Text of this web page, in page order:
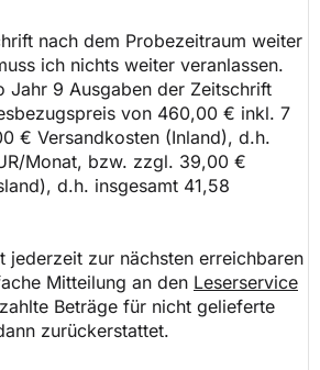
nach dem Probezeitraum weiter
ich nichts weiter veranlassen.
Jahr 9 Ausgaben der Zeitschrift
von 460,00 € inkl. 7
€ Versandkosten (Inland), d.h.
Monat, bzw. zzgl. 39,00 €
d.h. insgesamt 41,58
jederzeit zur nächsten erreichbaren
Mitteilung an den Leserservice
Beträge für nicht gelieferte
zurückerstattet.